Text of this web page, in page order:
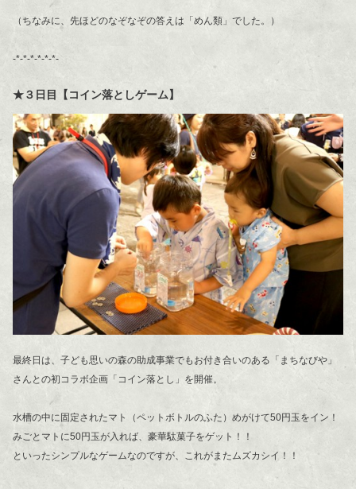
（ちなみに、先ほどのなぞなぞの答えは「めん類」でした。）
-*-*-*-*-*-*-
★３日目【コイン落としゲーム】
最終日は、子ども思いの森の助成事業でもお付き合いのある「まちなびや」
さんとの初コラボ企画「コイン落とし」を開催。
水槽の中に固定されたマト（ペットボトルのふた）めがけて50円玉をイン！
みごとマトに50円玉が入れば、豪華駄菓子をゲット！！
といったシンプルなゲームなのですが、これがまたムズカシイ！！